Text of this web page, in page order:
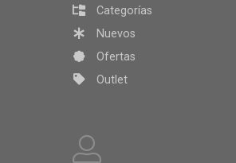
Categorías
Nuevos
Ofertas
Outlet